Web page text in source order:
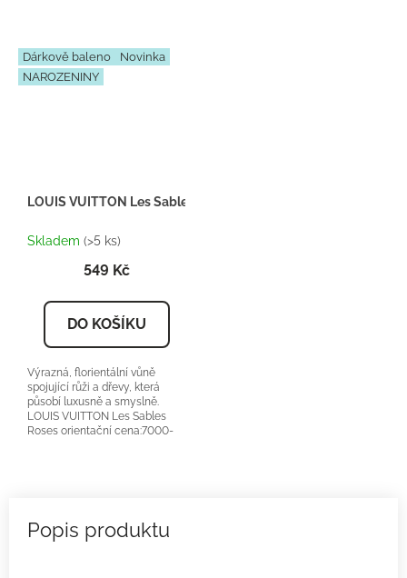
Dárkově baleno
Novinka
NAROZENINY
LOUIS VUITTON Les Sables Roses - Inspirace U090 - Dárkový
Skladem (>5 ks)
549 Kč
DO KOŠÍKU
Výrazná, florientální vůně
spojující růži a dřevy, která
působí luxusně a smyslně.
LOUIS VUITTON Les Sables
Roses orientační cena:7000-